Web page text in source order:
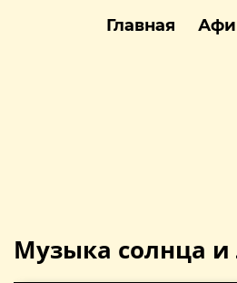
Главная
Музыка солнца